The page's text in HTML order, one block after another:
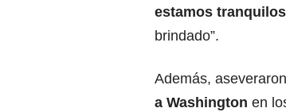
estamos
brindado”.
Además,
a Washington en